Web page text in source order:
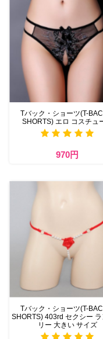
Tバック・ショーツ(T-
SHORTS) エロ コスチュ
970円
Tバック・ショーツ(T-
SHORTS) 403rd セクシー ラ
リー 大きい サイズ